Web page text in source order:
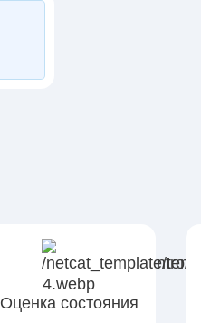
Оценка состояния